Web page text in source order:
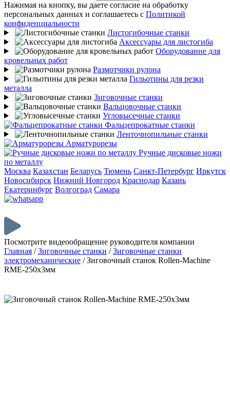
Нажимая на кнопку, вы даете согласие на обработку
персональных данных и соглашаетесь с Политикой
конфиденциальности
Листогибочные станки
Аксессуары для листогиба
Оборудование для
кровельных работ
Размотчики рулона
Гильотины для резки
металла
Зиговочные станки
Вальцовочные станки
Угловысечные станки
Фальцепрокатные станки
Ленточнопильные станки
Арматурорезы
Ручные дисковые ножи
по металлу
Москва Казахстан Беларусь Тюмень Санкт-Петербург Иркутск
Новосибирск Нижний Новгород Краснодар Казань
Екатеринбург Волгоград Самара
Главная /Зиговочные станки /Зиговочные станки
электромеханические /Зиговочный станок Rollen-Machine
RME-250х3мм
Посмотрите видеообращение руководителя компании